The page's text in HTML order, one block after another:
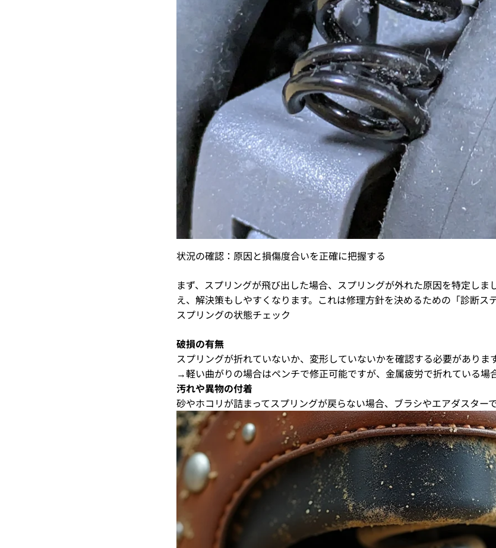
状況の確認：原因と損傷度合いを正確に把握する
まず、スプリングが飛び出した場合、スプリングが外れた原因を特定しま
え、解決策もしやすくなります。これは修理方針を決めるための「診断ス
スプリングの状態チェック
破損の有無
スプリングが折れていないか、変形していないかを確認する必要があります
→軽い曲がりの場合はペンチで修正可能ですが、金属疲労で折れている場
汚れや異物の付着
砂やホコリが詰まってスプリングが戻らない場合、ブラシやエアダスターで